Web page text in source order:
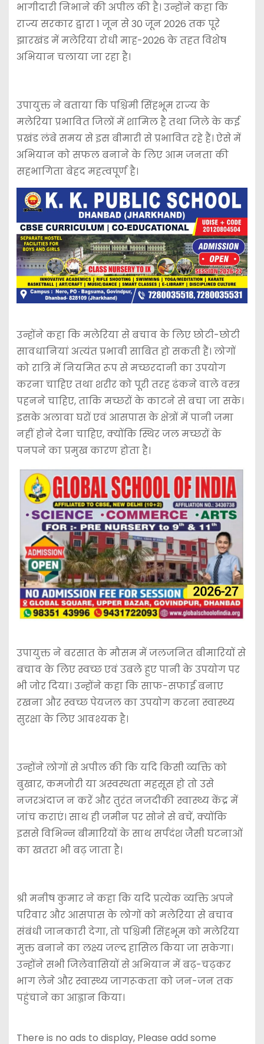
भागीदारी निभाने की अपील की है। उन्होंने कहा कि
राज्य सरकार द्वारा 1 जून से 30 जून 2026 तक पूरे
झारखंड में मलेरिया रोधी माह-2026 के तहत विशेष
अभियान चलाया जा रहा है।
उपायुक्त ने बताया कि पश्चिमी सिंहभूम राज्य के
मलेरिया प्रभावित जिलों में शामिल है तथा जिले के कई
प्रखंड लंबे समय से इस बीमारी से प्रभावित रहे हैं। ऐसे में
अभियान को सफल बनाने के लिए आम जनता की
सहभागिता बेहद महत्वपूर्ण है।
उन्होंने कहा कि मलेरिया से बचाव के लिए छोटी-छोटी
सावधानियां अत्यंत प्रभावी साबित हो सकती हैं। लोगों
को रात्रि में नियमित रूप से मच्छरदानी का उपयोग
करना चाहिए तथा शरीर को पूरी तरह ढंकने वाले वस्त्र
पहनने चाहिए, ताकि मच्छरों के काटने से बचा जा सके।
इसके अलावा घरों एवं आसपास के क्षेत्रों में पानी जमा
नहीं होने देना चाहिए, क्योंकि स्थिर जल मच्छरों के
पनपने का प्रमुख कारण होता है।
उपायुक्त ने बरसात के मौसम में जलजनित बीमारियों से
बचाव के लिए स्वच्छ एवं उबले हुए पानी के उपयोग पर
भी जोर दिया। उन्होंने कहा कि साफ-सफाई बनाए
रखना और स्वच्छ पेयजल का उपयोग करना स्वास्थ्य
सुरक्षा के लिए आवश्यक है।
उन्होंने लोगों से अपील की कि यदि किसी व्यक्ति को
बुखार, कमजोरी या अस्वस्थता महसूस हो तो उसे
नजरअंदाज न करें और तुरंत नजदीकी स्वास्थ्य केंद्र में
जांच कराएं। साथ ही जमीन पर सोने से बचें, क्योंकि
इससे विभिन्न बीमारियों के साथ सर्पदंश जैसी घटनाओं
का खतरा भी बढ़ जाता है।
श्री मनीष कुमार ने कहा कि यदि प्रत्येक व्यक्ति अपने
परिवार और आसपास के लोगों को मलेरिया से बचाव
संबंधी जानकारी देगा, तो पश्चिमी सिंहभूम को मलेरिया
मुक्त बनाने का लक्ष्य जल्द हासिल किया जा सकेगा।
उन्होंने सभी जिलेवासियों से अभियान में बढ़-चढ़कर
भाग लेने और स्वास्थ्य जागरूकता को जन-जन तक
पहुंचाने का आह्वान किया।
There is no ads to display, Please add some